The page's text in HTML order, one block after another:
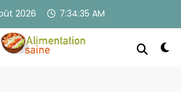
2026 7:34:36 AM